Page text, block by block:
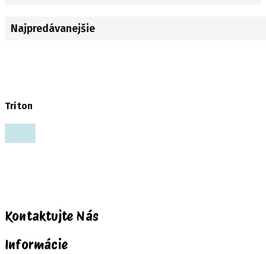
Najpredávanejšie
Triton
Kontaktujte Nás
Informácie